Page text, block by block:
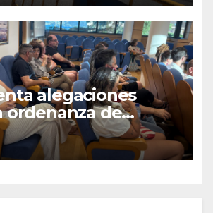
alegaciones
ordenanza de
del Morrazo por
que impone